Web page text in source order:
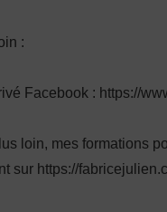
:
Facebook : https://
loin, mes formations
sur https://